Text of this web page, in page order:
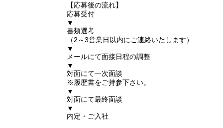
【応募後の流れ】
応募受付
▼
書類選考
（2～3営業日以内にご連絡いたします）
▼
メールにて面接日程の調整
▼
対面にて一次面談
※履歴書をご持参下さい。
▼
対面にて最終面談
▼
内定・ご入社